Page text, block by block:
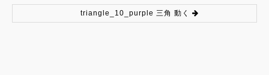
triangle_10_purple 三角 動く